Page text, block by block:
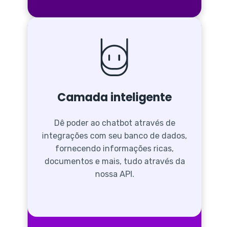
Camada inteligente
Dê poder ao chatbot através de
integrações com seu banco de dados,
fornecendo informações ricas,
documentos e mais, tudo através da
nossa API.